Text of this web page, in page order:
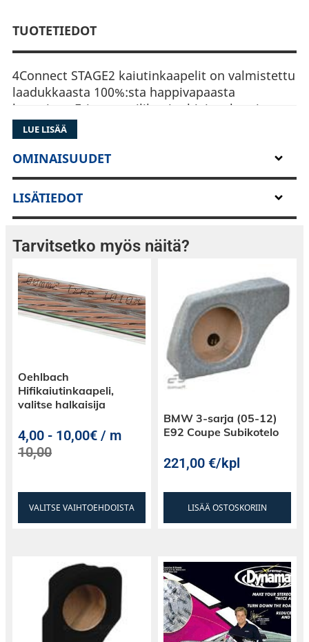
TUOTETIEDOT
4Connect STAGE2 kaiutinkaapelit on valmistettu
laadukkaasta 100%:sta happivapaasta
kuparista. Eriste on silikonipohjaista kumia
joka säilyy notkeana pakkasessakin ja suojaa
kaapelia erinomaisesti. Kun haluat parasta
mahdollista virrankulkua laitteistollesi, valitse
STAGE2-kaapelit.
LUE LISÄÄ
OMINAISUUDET
LISÄTIEDOT
Tarvitsetko myös näitä?
Oehlbach
Hifikaiutinkaapeli,
valitse halkaisija
4,00 - 10,00€ / m
10,00
VALITSE VAIHTOEHDOISTA
BMW 3-sarja (05-12)
E92 Coupe Subikotelo
221,00€/kpl
LISÄÄ OSTOSKORIIN